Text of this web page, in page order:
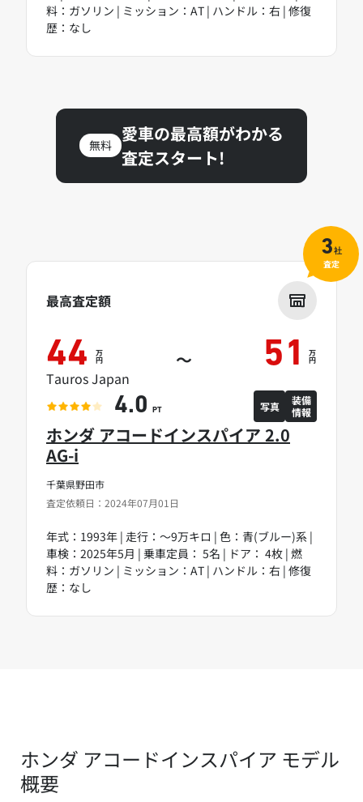
料：ガソリン | ミッション：AT | ハンドル：右 | 修復
歴：なし
無料
愛車の最高額がわかる
査定スタート!
千葉県野田市
査定依頼日：2024年07月01日
ホンダ アコードインスパイア 2.0
AG-i
年式：1993年 | 走行：～9万キロ | 色：青(ブルー)系 |
車検：2025年5月 | 乗車定員： 5名 | ドア： 4枚 | 燃
料：ガソリン | ミッション：AT | ハンドル：右 | 修復
歴：なし
最高査定額
44 万
円 ～ 51 万
円
Tauros Japan
4.0 PT 写真
装備
情報
3社
査定
ホンダ アコードインスパイア モデル
概要